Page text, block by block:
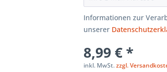
Informationen zur
unserer
8,99 € *
inkl. MwSt.zzgl.